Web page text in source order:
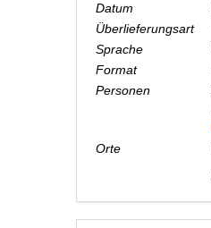
Datum
Überlieferungsart
Sprache
Format
Personen
Orte